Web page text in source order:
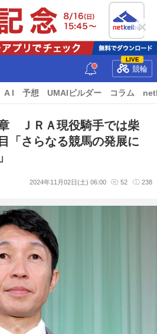
LIVE
競輪
A I 予想 UMAIビルダー コラム
ＪＲＡ現役騎手では柴
「さらなる競馬の発展に
2024年11月02日(土) 06:00 52 238